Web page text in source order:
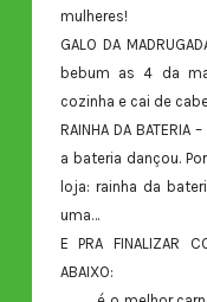
mulheres!
GALO DA
bebum as 4 da
cozinha e cai de
RAINHA DA
a bateria dançou.
loja: rainha da
uma…
E PRA FINALIZAR
ABAIXO: